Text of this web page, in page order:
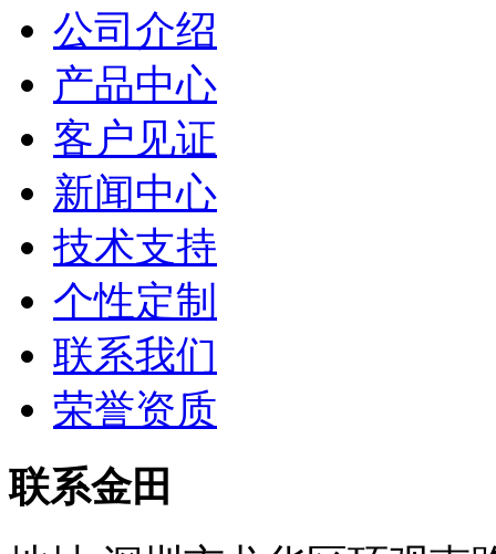
公司介绍
产品中心
客户见证
新闻中心
技术支持
个性定制
联系我们
荣誉资质
联系金田